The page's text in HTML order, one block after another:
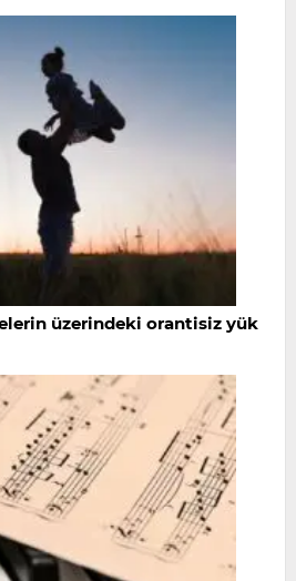
üzerindeki orantisiz yük